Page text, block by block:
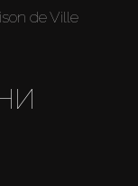
de Ville